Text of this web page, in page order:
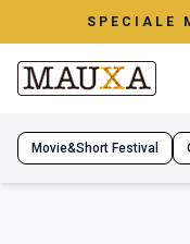
SPECIALE
Movie&Short Festival